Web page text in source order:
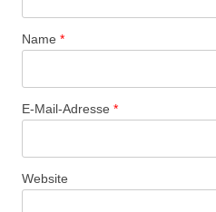
Name *
E-Mail-Adresse *
Website